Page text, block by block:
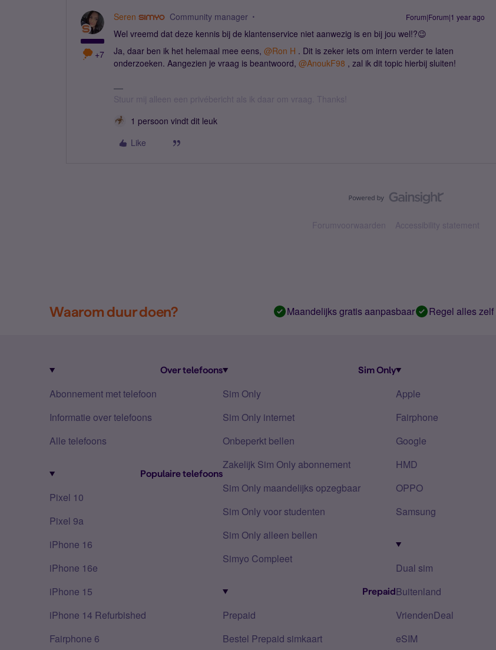
+7
Seren Community manager Forum|Forum|1 year ago
Wel vreemd dat deze kennis bij de klantenservice niet aanwezig is en bij jou wel!?😉
Ja, daar ben ik het helemaal mee eens, @Ron H . Dit is zeker iets om intern verder te laten
onderzoeken. Aangezien je vraag is beantwoord, @AnoukF98 , zal ik dit topic hierbij sluiten!
Stuur mij alleen een privébericht als ik daar om vraag. Thanks!
1 persoon vindt dit leuk
Like
Forumvoorwaarden Accessibility statement
Waarom duur doen? Maandelijks gratis aanpasbaar Regel alles zelf
Over telefoons
Abonnement met telefoon
Informatie over telefoons
Alle telefoons
Populaire telefoons
Pixel 10
Pixel 9a
iPhone 16
iPhone 16e
iPhone 15
iPhone 14 Refurbished
Fairphone 6
Sim Only
Sim Only
Sim Only internet
Onbeperkt bellen
Zakelijk Sim Only abonnement
Sim Only maandelijks opzegbaar
Sim Only voor studenten
Sim Only alleen bellen
Simyo Compleet
Prepaid
Prepaid
Bestel Prepaid simkaart
Apple
Fairphone
Google
HMD
OPPO
Samsung
Dual sim
Buitenland
VriendenDeal
eSIM